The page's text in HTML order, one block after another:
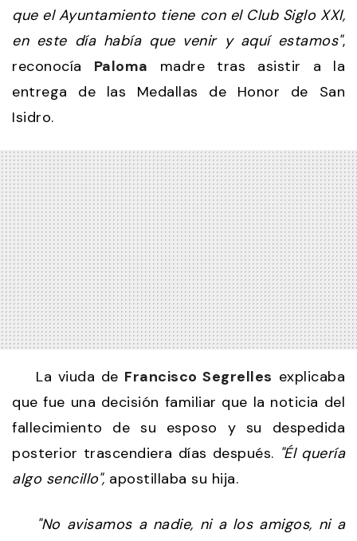
que el Ayuntamiento tiene con el Club Siglo XXI,
en este día había que venir y aquí estamos",
reconocía Paloma madre tras asistir a la
entrega de las Medallas de Honor de San
Isidro.
La viuda de Francisco Segrelles explicaba
que fue una decisión familiar que la noticia del
fallecimiento de su esposo y su despedida
posterior trascendiera días después. "Él quería
algo sencillo", apostillaba su hija.
"No avisamos a nadie, ni a los amigos, ni a